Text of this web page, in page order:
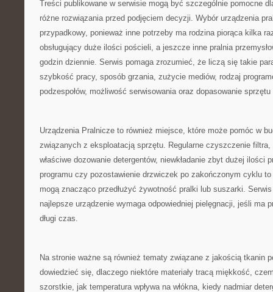
Treści publikowane w serwisie mogą być szczególnie pomocne
różne rozwiązania przed podjęciem decyzji. Wybór urządzenia
przypadkowy, ponieważ inne potrzeby ma rodzina piorąca kilka
obsługujący duże ilości pościeli, a jeszcze inne pralnia
godzin dziennie. Serwis pomaga zrozumieć, że liczą się takie
szybkość pracy, sposób grzania, zużycie mediów, rodzaj
podzespołów, możliwość serwisowania oraz dopasowanie
Urządzenia Pralnicze to również miejsce, które może pomóc w
związanych z eksploatacją sprzętu. Regularne czyszczenie
właściwe dozowanie detergentów, niewkładanie zbyt dużej ilości
programu czy pozostawienie drzwiczek po zakończonym cyklu to
mogą znacząco przedłużyć żywotność pralki lub suszarki.
najlepsze urządzenie wymaga odpowiedniej pielęgnacji, jeśli ma
długi czas.
Na stronie ważne są również tematy związane z jakością tkanin
dowiedzieć się, dlaczego niektóre materiały tracą miękkość,
szorstkie, jak temperatura wpływa na włókna, kiedy nadmiar